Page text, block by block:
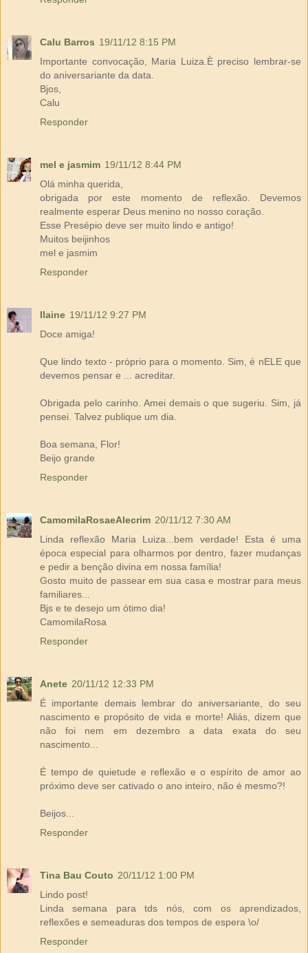
Calu Barros 19/11/12 8:15 PM
Importante convocação, Maria Luiza.È preciso lembrar-se
do aniversariante da data.
Bjos,
Calu
Responder
mel e jasmim 19/11/12 8:44 PM
Olá minha querida,
obrigada por este momento de reflexão. Devemos
realmente esperar Deus menino no nosso coração.
Esse Presépio deve ser muito lindo e antigo!
Muitos beijinhos
mel e jasmim
Responder
Ilaine 19/11/12 9:27 PM
Doce amiga!
Que lindo texto - próprio para o momento. Sim, é nELE que
devemos pensar e ... acreditar.
Obrigada pelo carinho. Amei demais o que sugeriu. Sim, já
pensei. Talvez publique um dia.
Boa semana, Flor!
Beijo grande
Responder
CamomilaRosaeAlecrim 20/11/12 7:30 AM
Linda reflexão Maria Luiza...bem verdade! Esta é uma
época especial para olharmos por dentro, fazer mudanças
e pedir a benção divina em nossa família!
Gosto muito de passear em sua casa e mostrar para meus
familiares...
Bjs e te desejo um ótimo dia!
CamomilaRosa
Responder
Anete 20/11/12 12:33 PM
É importante demais lembrar do aniversariante, do seu
nascimento e propósito de vida e morte! Aliás, dizem que
não foi nem em dezembro a data exata do seu
nascimento...
É tempo de quietude e reflexão e o espírito de amor ao
próximo deve ser cativado o ano inteiro, não é mesmo?!
Beijos...
Responder
Tina Bau Couto 20/11/12 1:00 PM
Lindo post!
Linda semana para tds nós, com os aprendizados,
reflexões e semeaduras dos tempos de espera \o/
Responder